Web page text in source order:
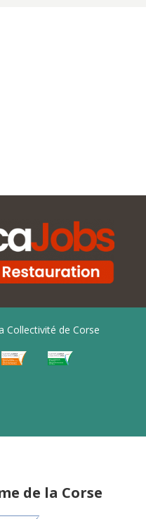
Collectivité de Corse
de la Corse